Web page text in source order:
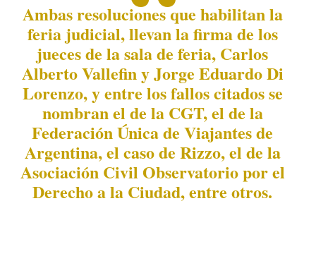
Ambas resoluciones que habilitan la
feria judicial, llevan la firma de los
jueces de la sala de feria, Carlos
Alberto Vallefin y Jorge Eduardo Di
Lorenzo, y entre los fallos citados se
nombran el de la CGT, el de la
Federación Única de Viajantes de
Argentina, el caso de Rizzo, el de la
Asociación Civil Observatorio por el
Derecho a la Ciudad, entre otros.